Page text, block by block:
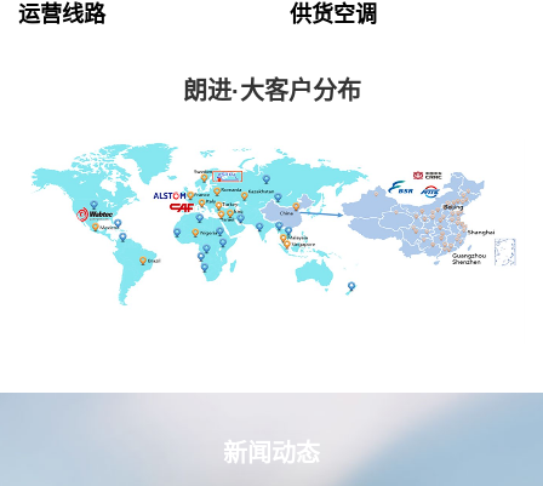
运营线路 供货空调
朗进·大客户分布
新闻动态